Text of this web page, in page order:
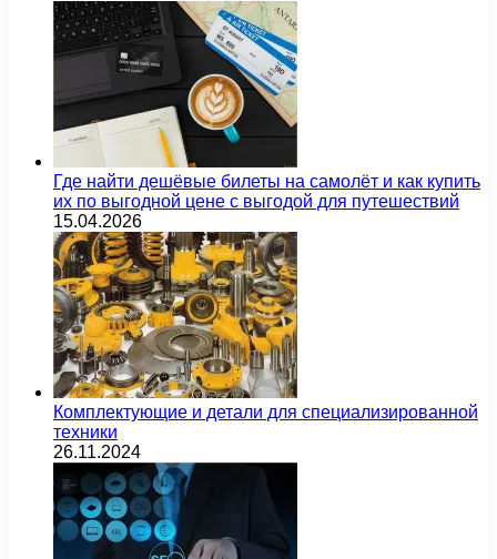
Где найти дешёвые билеты на самолёт и как купить
их по выгодной цене с выгодой для путешествий
15.04.2026
Комплектующие и детали для специализированной
техники
26.11.2024